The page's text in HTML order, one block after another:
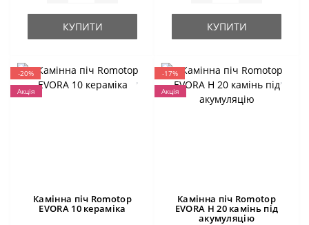
КУПИТИ КУПИТИ
-20%
Акція
Камінна піч Romotop
EVORA 10 кераміка
-17%
Акція
Камінна піч Romotop
EVORA H 20 камінь під
акумуляцію